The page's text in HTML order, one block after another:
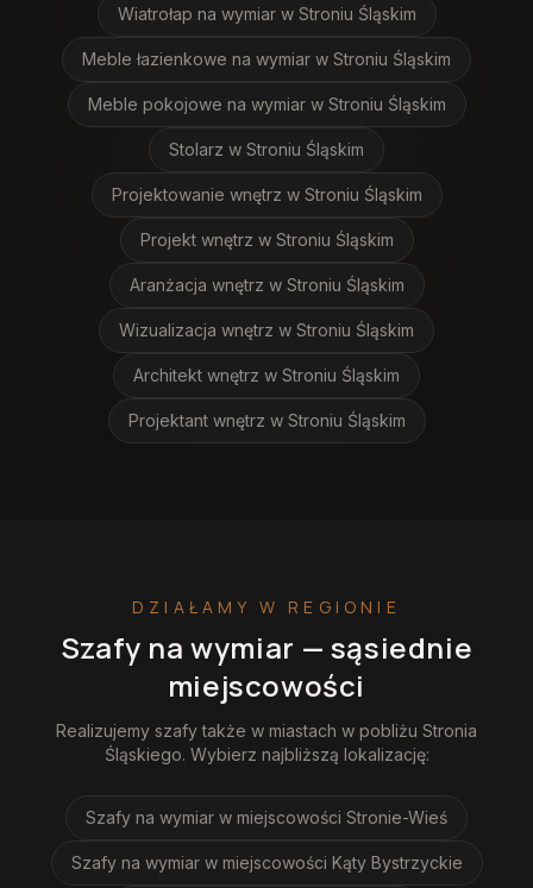
Wiatrołap na wymiar w Stroniu Śląskim
Meble łazienkowe na wymiar w Stroniu Śląskim
Meble pokojowe na wymiar w Stroniu Śląskim
Stolarz w Stroniu Śląskim
Projektowanie wnętrz w Stroniu Śląskim
Projekt wnętrz w Stroniu Śląskim
Aranżacja wnętrz w Stroniu Śląskim
Wizualizacja wnętrz w Stroniu Śląskim
Architekt wnętrz w Stroniu Śląskim
Projektant wnętrz w Stroniu Śląskim
DZIAŁAMY W REGIONIE
Szafy na wymiar — sąsiednie
miejscowości
Realizujemy szafytakże w miastach w pobliżu Stronia
Śląskiego. Wybierz najbliższą lokalizację:
Szafy na wymiar w miejscowości Stronie-Wieś
Szafy na wymiar w miejscowości Kąty Bystrzyckie